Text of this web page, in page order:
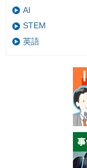
AI
STEM
英語